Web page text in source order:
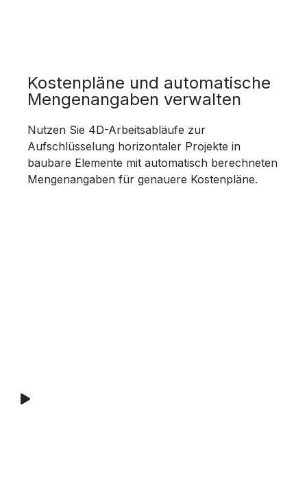
Kostenpläne und automatische
Mengenangaben verwalten
Nutzen Sie 4D-Arbeitsabläufe zur
Aufschlüsselung horizontaler Projekte in
baubare Elemente mit automatisch berechneten
Mengenangaben für genauere Kostenpläne.